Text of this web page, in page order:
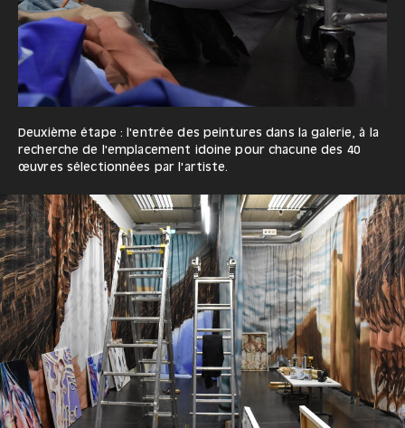
Deuxième étape : l'entrée des peintures dans la galerie, à la
recherche de l'emplacement idoine pour chacune des 40
œuvres sélectionnées par l'artiste.